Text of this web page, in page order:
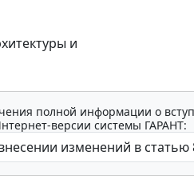
и
полной информации о
версии системы ГАРАНТ: